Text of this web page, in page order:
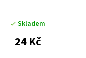
Skladem
24 Kč